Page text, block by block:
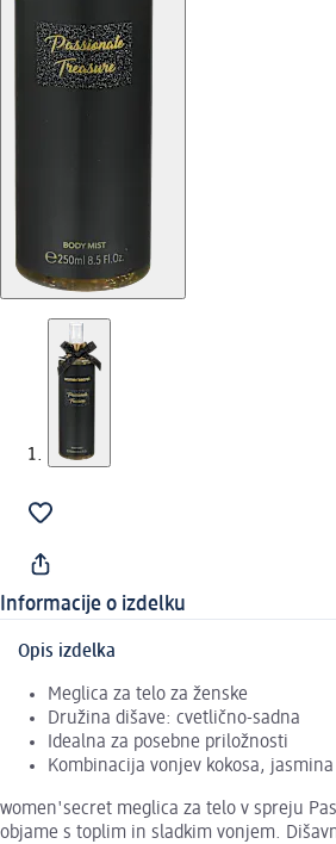
Informacije o izdelku
Opis izdelka
Meglica za telo za ženske
Družina dišave: cvetlično-sadna
Idealna za posebne priložnosti
Kombinacija vonjev kokosa,
women'secret meglica za telo v spreju
objame s toplim in sladkim vonjem.